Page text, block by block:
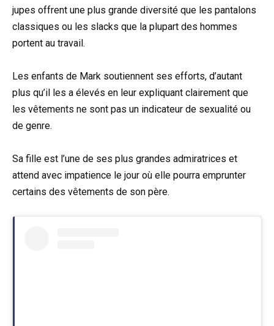
jupes offrent une plus grande diversité que les pantalons
classiques ou les slacks que la plupart des hommes
portent au travail.
Les enfants de Mark soutiennent ses efforts, d’autant
plus qu’il les a élevés en leur expliquant clairement que
les vêtements ne sont pas un indicateur de sexualité ou
de genre.
Sa fille est l’une de ses plus grandes admiratrices et
attend avec impatience le jour où elle pourra emprunter
certains des vêtements de son père.